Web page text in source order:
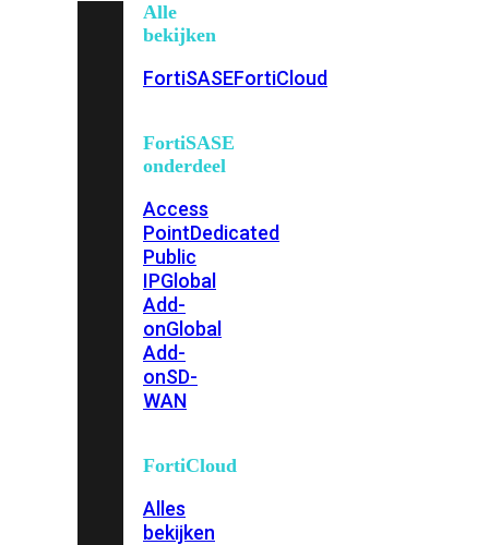
Alle
bekijken
FortiSASEFortiCloud
FortiSASE
onderdeel
Access
PointDedicated
Public
IPGlobal
Add-
onGlobal
Add-
onSD-
WAN
FortiCloud
Alles
bekijken